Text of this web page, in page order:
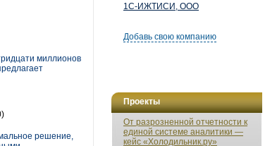
1С-ИЖТИСИ, ООО
Добавь свою компанию
Проекты
От разрозненной отчетности к
единой системе аналитики —
кейс «Холодильник.ру»
миллионов
решение,